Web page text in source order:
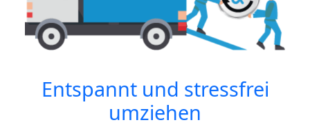
Entspannt und stressfrei
umziehen